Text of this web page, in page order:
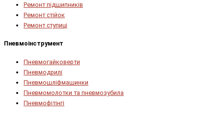
Ремонт підшипників
Ремонт стійок
Ремонт ступиці
Пневмоінструмент
Пневмогайковерти
Пневмодрилі
Пневмошліфмашинки
Пневмомолотки та пневмозубила
Пневмофітінгі